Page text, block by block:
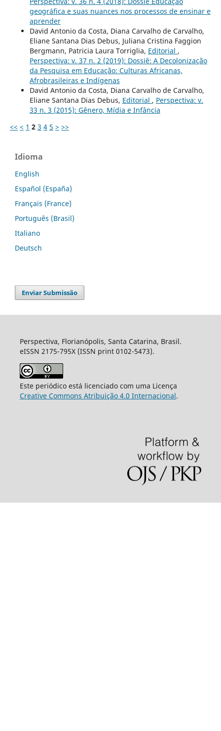
geográfica e suas nuances nos processos de ensinar e
aprender
David Antonio da Costa, Diana Carvalho de Carvalho,
Eliane Santana Dias Debus, Juliana Cristina Faggion
Bergmann, Patricia Laura Torriglia, Editorial ,
Perspectiva: v. 37 n. 2 (2019): Dossiê: A Decolonização
da Pesquisa em Educação: Culturas Africanas,
Afrobrasileiras e Indígenas
David Antonio da Costa, Diana Carvalho de Carvalho,
Eliane Santana Dias Debus, Editorial , Perspectiva: v.
33 n. 3 (2015): Gênero, Mídia e Infância
<< < 1 2 3 4 5 > >>
Idioma
English
Español (España)
Français (France)
Português (Brasil)
Italiano
Deutsch
Enviar Submissão
Perspectiva, Florianópolis, Santa Catarina, Brasil.
eISSN 2175-795X (ISSN print 0102-5473).
Este periódico está licenciado com uma Licença
Creative Commons Atribuição 4.0 Internacional.